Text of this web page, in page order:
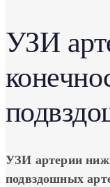
УЗИ
УЗИ артерии
подвздошных